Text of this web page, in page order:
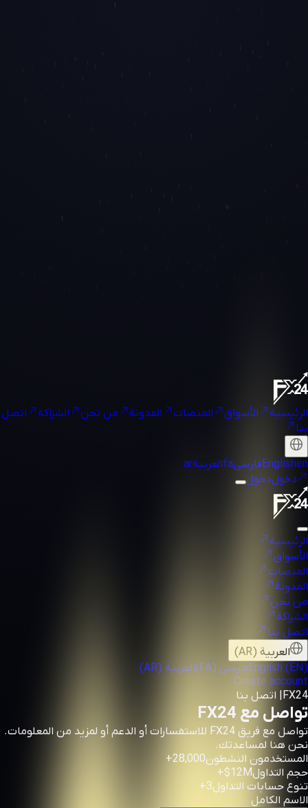
الرئيسية الأسواق المنصات المدونة من نحن الشراكة
اتصل
بنا
Englishen فارسیfaالعربيةar
دخولدخول
الرئيسية
الأسواق
المنصات
المدونة
من نحن
الشراكة
اتصل بنا
العربية (AR)
English (EN)فارسی (FA)
العربية (AR)
Create account
FX24 اتصل بنا
تواصل مع FX24
تواصل مع فريق FX24 للاستفسارات أو الدعم أو لمزيد من المعلومات.
نحن هنا لمساعدتك.
المستخدمون النشطون28,000+
حجم التداول$12M+
تنوع حسابات التداول3+
الاسم الكامل